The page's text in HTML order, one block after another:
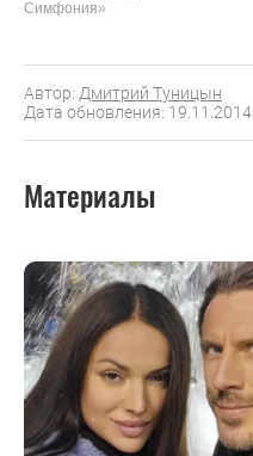
Симфония»
Автор: Дмитрий Туницын
Дата обновления: 19.11.2014
Материалы